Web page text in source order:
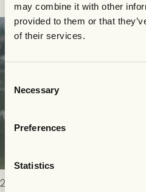
may combine it with other
provided to them or that
of their services.
Selection
Necessary
Preferences
Statistics
2026-07-24 16:40